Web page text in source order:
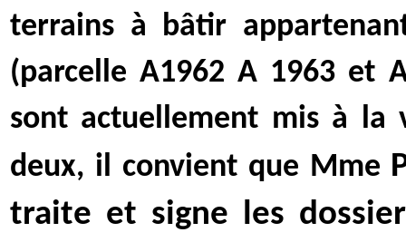
terrains à bâtir
(parcelle A1962 A 1963 et
sont actuellement mis à
deux, il convient que Mme
traite et signe les